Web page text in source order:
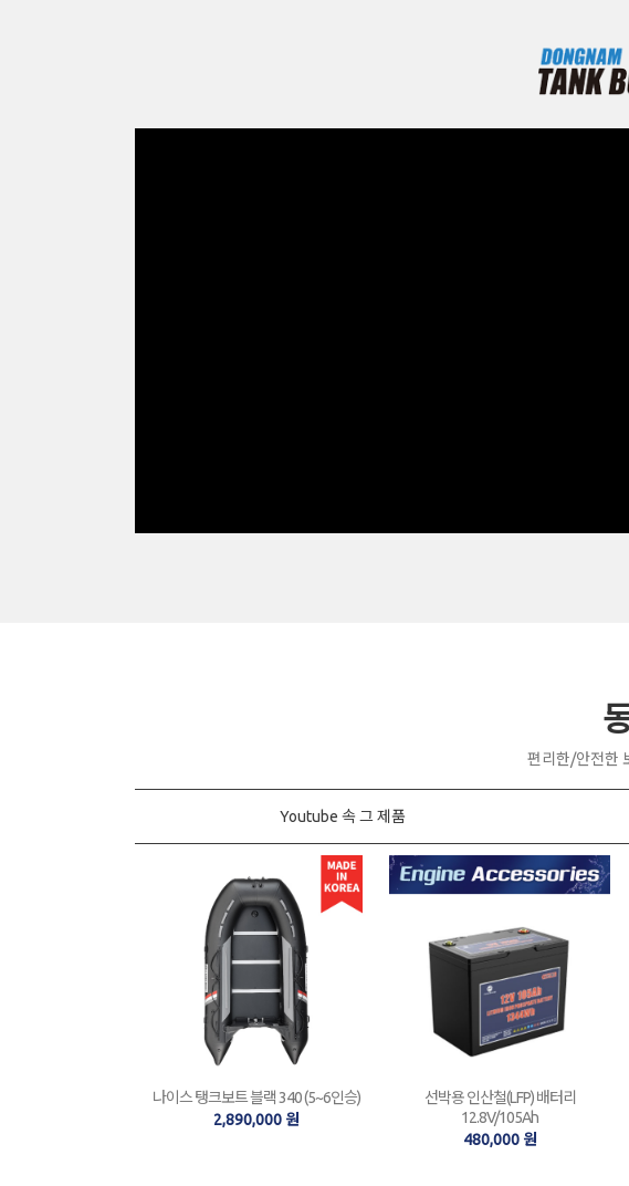
편리한/안전한
Youtube 속 그 제품
나이스 탱크보트 블랙 340 (5~6인승)
2,890,000 원
선박용 인산철(LFP) 배터리
12.8V/105Ah
480,000 원